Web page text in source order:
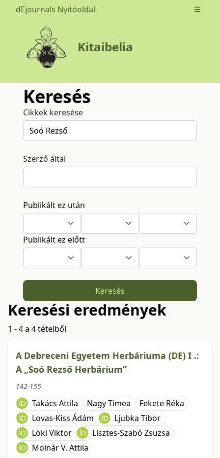
dEjournals Nyitóoldal Open
Kitaibelia
Keresés
Cikkek keresése
Szerző által
Publikált ez után
Publikált ez előtt
Keresés
Keresési eredmények
1 - 4 a 4 tételből
A Debreceni Egyetem Herbáriuma (DE) I .:
A „Soó Rezső Herbárium”
142-155
Takács Attila Nagy Timea
Fekete Réka
Lovas-Kiss Ádám
Ljubka Tibor
Löki Viktor
Lisztes-Szabó Zsuzsa
Molnár V. Attila